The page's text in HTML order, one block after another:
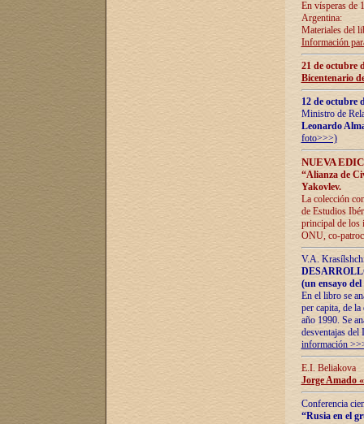
En vísperas de
Argentina:
Materiales del
Información
21 de octubre
Bicentenario
12 de octubre
Ministro de
Leonardo
foto>>>)
NUEVA
“Alianza de
Yakovlev.
La colección
de Estudios
principal de los
ONU, co-
V.A.
(un ensayo
En el libro se
per capita, de
año 1990. Se
desventajas
información
E.I. Beliakova
Jorge Amado
Conferencia
“Rusia en el